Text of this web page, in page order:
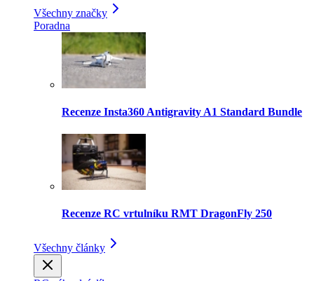
Všechny značky
Poradna
Recenze Insta360 Antigravity A1 Standard Bundle
Recenze RC vrtulníku RMT DragonFly 250
Všechny články